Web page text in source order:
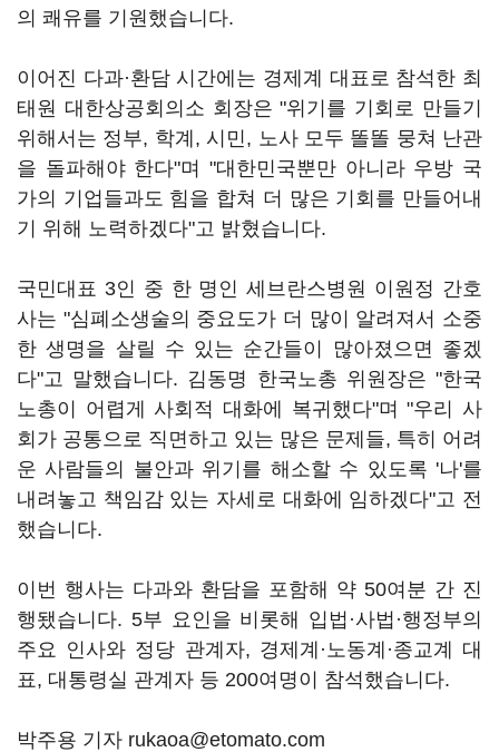
의 쾌유를 기원했습니다.
이어진 다과·환담 시간에는 경제계 대표로 참석한 최
태원 대한상공회의소 회장은 "위기를 기회로 만들기
위해서는 정부, 학계, 시민, 노사 모두 똘똘 뭉쳐 난관
을 돌파해야 한다"며 "대한민국뿐만 아니라 우방 국
가의 기업들과도 힘을 합쳐 더 많은 기회를 만들어내
기 위해 노력하겠다"고 밝혔습니다.
국민대표 3인 중 한 명인 세브란스병원 이원정 간호
사는 "심폐소생술의 중요도가 더 많이 알려져서 소중
한 생명을 살릴 수 있는 순간들이 많아졌으면 좋겠
다"고 말했습니다. 김동명 한국노총 위원장은 "한국
노총이 어렵게 사회적 대화에 복귀했다"며 "우리 사
회가 공통으로 직면하고 있는 많은 문제들, 특히 어려
운 사람들의 불안과 위기를 해소할 수 있도록 '나'를
내려놓고 책임감 있는 자세로 대화에 임하겠다"고 전
했습니다.
이번 행사는 다과와 환담을 포함해 약 50여분 간 진
행됐습니다. 5부 요인을 비롯해 입법·사법·행정부의
주요 인사와 정당 관계자, 경제계·노동계·종교계 대
표, 대통령실 관계자 등 200여명이 참석했습니다.
박주용 기자 rukaoa@etomato.com